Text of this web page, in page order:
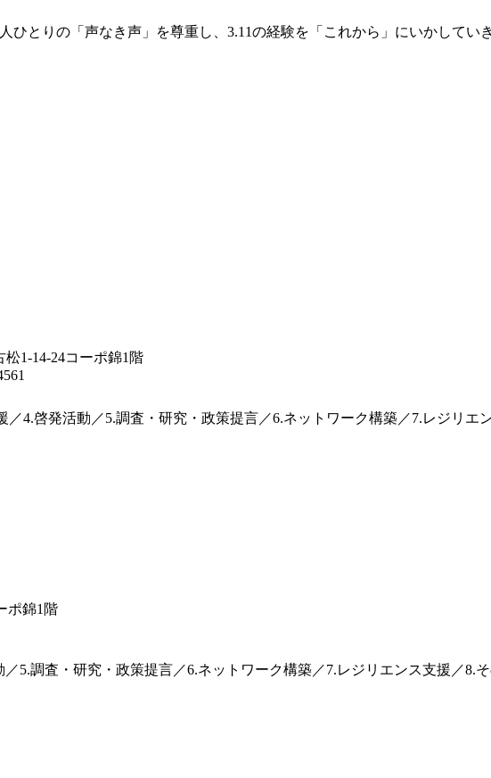
ひとりの「声なき声」を尊重し、3.11の経験を「これから」にいかしてい
松1-14-24コーポ錦1階
／4.啓発活動／5.調査・研究・政策提言／6.ネットワーク構築／7.レジリエ
ポ錦1階
5.調査・研究・政策提言／6.ネットワーク構築／7.レジリエンス支援／8.